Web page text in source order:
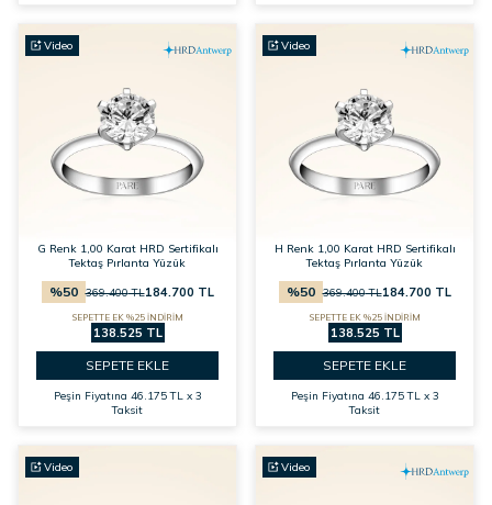
Video
G Renk 1,00 Karat HRD Sertifikalı
Tektaş Pırlanta Yüzük
%50 369.400TL184.700 TL
SEPETTE EK %25 İNDİRİM
138.525 TL
SEPETE EKLE
Peşin Fiyatına 46.175 TL x 3
Taksit
Video
H Renk 1,00 Karat HRD Sertifikalı
Tektaş Pırlanta Yüzük
%50 369.400TL184.700 TL
SEPETTE EK %25 İNDİRİM
138.525 TL
SEPETE EKLE
Peşin Fiyatına 46.175 TL x 3
Taksit
Video Video